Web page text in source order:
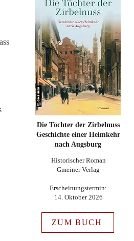
Die Töchter der Zirbelnuss
Geschichte einer Heimkehr
nach Augsburg
Historischer Roman
Gmeiner Verlag
Erscheinungstermin:
14. Oktober 2026
ZUM BUCH